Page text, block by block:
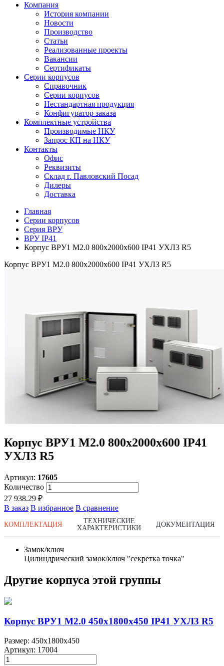
Компания
История компании
Новости
Производство
Статьи
Реализованные проекты
Вакансии
Сертификаты
Серии корпусов
Справочник
Серии корпусов
Нестандартная продукция
Конфигуратор заказа
Комплектные устройства
Производимые НКУ
Запрос КП на НКУ
Контакты
Офис
Реквизиты
Склад г. Павловский Посад
Дилеры
Доставка
Главная
Серии корпусов
Серия ВРУ
ВРУ IP41
Корпус ВРУ1 М2.0 800х2000х600 IP41 УХЛ3 R5
Корпус ВРУ1 М2.0 800х2000х600 IP41 УХЛ3 R5
Корпус ВРУ1 М2.0 800х2000х600 IP41
УХЛ3 R5
Артикул: 17605
Количество
27 938.29 ₽
В заказ В избранное В сравнение
КОМПЛЕКТАЦИЯ
ТЕХНИЧЕСКИЕ
ХАРАКТЕРИСТИКИ
ДОКУМЕНТАЦИЯ
Замок/ключ
Цилиндрический замок/ключ "секретка точка"
Другие корпуса этой группы
Корпус ВРУ1 М2.0 450х1800х450 IP41 УХЛ3 R5
Размер: 450x1800x450
Артикул: 17004